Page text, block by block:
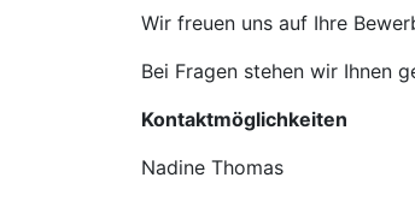
Wir freuen uns auf Ihre
Bei Fragen stehen wir Ihnen
Kontaktmöglichkeiten
Nadine Thomas